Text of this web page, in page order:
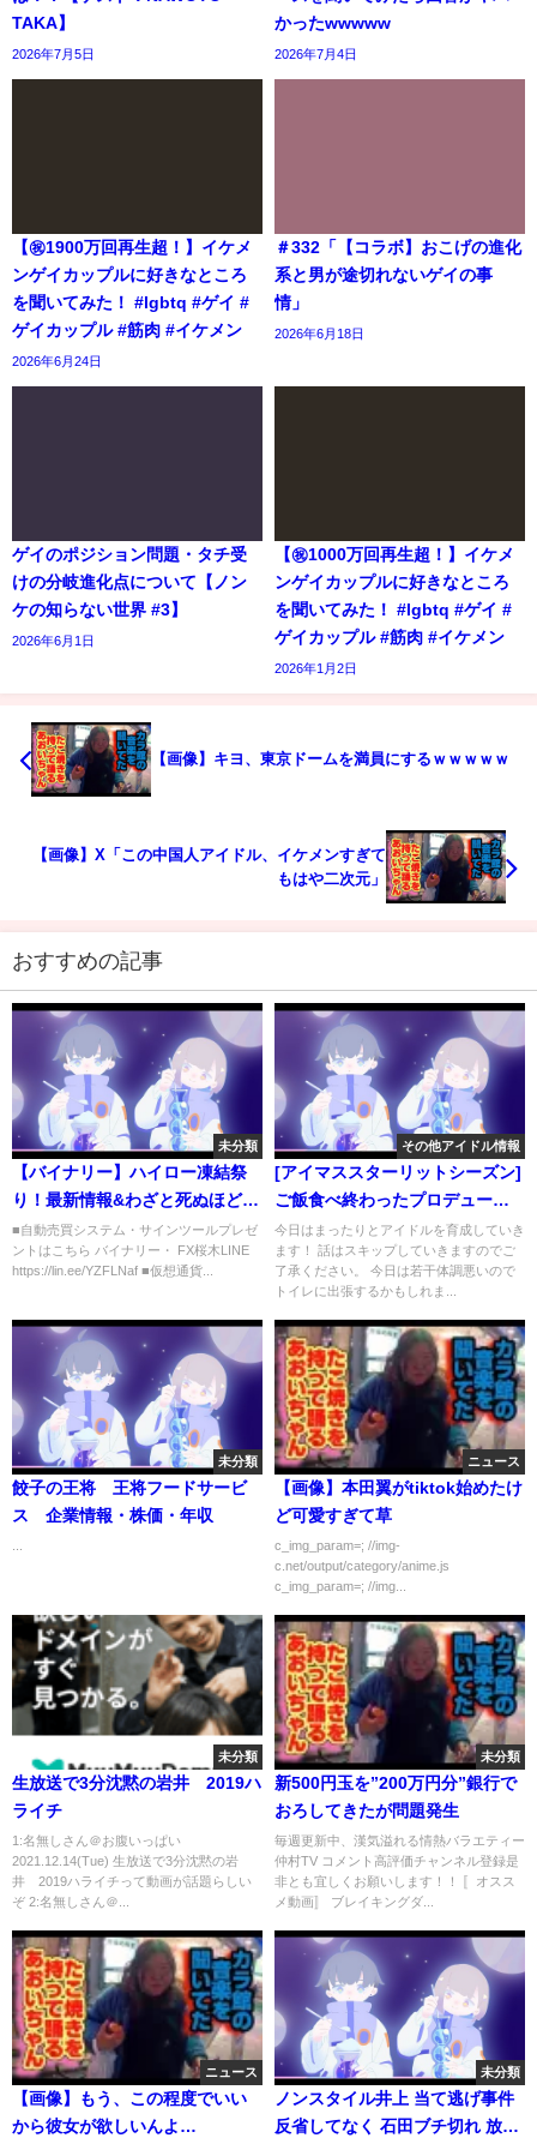
TAKA】
2026年7月5日
かったwwwww
2026年7月4日
【㊗️1900万回再生超！】イケメ
ンゲイカップルに好きなところ
を聞いてみた！ #lgbtq #ゲイ #
ゲイカップル #筋肉 #イケメン
2026年6月24日
＃332「【コラボ】おこげの進化
系と男が途切れないゲイの事
情」
2026年6月18日
ゲイのポジション問題・タチ受
けの分岐進化点について【ノン
ケの知らない世界 #3】
2026年6月1日
【㊗️1000万回再生超！】イケメ
ンゲイカップルに好きなところ
を聞いてみた！ #lgbtq #ゲイ #
ゲイカップル #筋肉 #イケメン
2026年1月2日
【画像】キヨ、東京ドームを満員にするｗｗｗｗｗ
【画像】X「この中国人アイドル、イケメンすぎて
もはや二次元」
おすすめの記事
未分類
【バイナリー】ハイロー凍結祭
り！最新情報&わざと死ぬほど勝
って生贄になってみた
■自動売買システム・サインツールプレゼ
ントはこちら バイナリー・ FX桜木LINE
https://lin.ee/YZFLNaf ■仮想通貨...
その他アイドル情報
[アイマススターリットシーズン]
ご飯食べ終わったプロデューサ
ー（P）アイドル育成頑張りま
す！#4
今日はまったりとアイドルを育成していき
ます！ 話はスキップしていきますのでご
了承ください。 今日は若干体調悪いので
トイレに出張するかもしれま...
未分類
餃子の王将 王将フードサービ
ス 企業情報・株価・年収
ニュース
【画像】本田翼がtiktok始めたけ
ど可愛すぎて草
c_img_param=; //img-
c.net/output/category/anime.js
c_img_param=; //img...
未分類
生放送で3分沈黙の岩井 2019ハ
ライチ
1:名無しさん＠お腹いっぱい
2021.12.14(Tue) 生放送で3分沈黙の岩
井 2019ハライチって動画が話題らしい
ぞ 2:名無しさん＠...
未分類
新500円玉を”200万円分”銀行で
おろしてきたが問題発生
毎週更新中、漢気溢れる情熱バラエティー
仲村TV コメント高評価チャンネル登録是
非とも宜しくお願いします！！ 〚オスス
メ動画〛 ブレイキングダ...
ニュース
【画像】もう、この程度でいい
から彼女が欲しいんよ…
未分類
ノンスタイル井上 当て逃げ事件
反省してなく 石田ブチ切れ 放送